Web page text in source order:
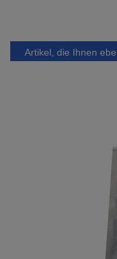
Artikel, die Ihnen